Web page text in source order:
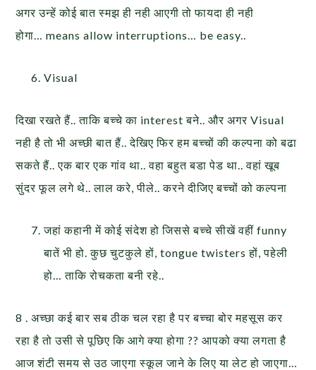
अगर उन्हें कोई बात स्मझ ही नही आएगी तो फायदा ही नही
होगा… means allow interruptions… be easy..
Visual
दिखा रखते हैं.. ताकि बच्चे का interest बने.. और अगर Visual
नही है तो भी अच्छी बात हैं.. देखिए फिर हम बच्चों की कल्पना को बढा
सकते हैं.. एक बार एक गांव था.. वहा बहुत बडा पेड था.. वहां खूब
सुंदर फूल लगे थे.. लाल करे, पीले.. करने दीजिए बच्चों को कल्पना
जहां कहानी में कोई संदेश हो जिससे बच्चे सीखें वहीं funny
बातें भी हो. कुछ चुटकुले हों, tongue twisters हों, पहेली
हो… ताकि रोचकता बनी रहे..
8 . अच्छा कई बार सब ठीक चल रहा है पर बच्चा बोर महसूस कर
रहा है तो उसी से पूछिए कि आगे क्या होगा ?? आपको क्या लगता है
आज शंटी समय से उठ जाएगा स्कूल जाने के लिए या लेट हो जाएगा…